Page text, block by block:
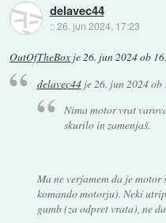
delavec44
::26. jun 2024, 17:23
OutOfTheBox je26. jun 2024 ob
delavec44je26. jun 2024 ob
Nima motor vrat
skurilo in zamenjaš.
Ma ne verjamem da je
komando motorju). Neki
gumb (za odpret vrata), ne